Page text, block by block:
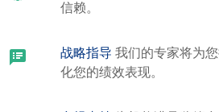
信赖。
战略指导 我们的专家将为
化您的绩效表现。